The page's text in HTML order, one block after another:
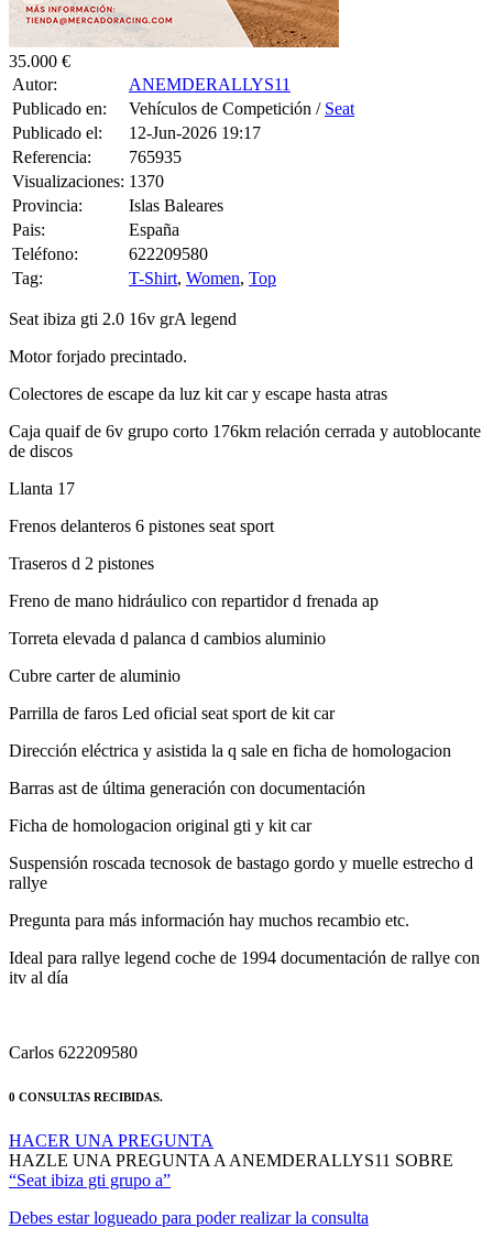
Autor:
Publicado en:
Vehículos de Competición /
Publicado el:
12-Jun-2026 19:17
Referencia:
765935
Visualizaciones:
1370
Provincia:
Islas Baleares
Pais:
España
Teléfono:
622209580
Tag:
T-Shirt,Women
Seat ibiza gti 2.0 16v grA legend
Motor forjado precintado.
Colectores de escape da luz kit car y escape hasta atras
Caja quaif de 6v grupo corto 176km relación cerrada y autoblocante
de discos
Llanta 17
Frenos delanteros 6 pistones seat sport
Traseros d 2 pistones
Freno de mano hidráulico con repartidor d frenada ap
Torreta elevada d palanca d cambios aluminio
Cubre carter de aluminio
Parrilla de faros Led oficial seat sport de kit car
Dirección eléctrica y asistida la q sale en ficha de homologacion
Barras ast de última generación con documentación
Ficha de homologacion original gti y kit car
Suspensión roscada tecnosok de bastago gordo y muelle estrecho d
rallye
Pregunta para más información hay muchos recambio etc.
Ideal para rallye legend coche de 1994 documentación de rallye con
itv al día
HAZLE UNA PREGUNTA A ANEMDERALLYS11 SOBRE
“Seat ibiza gti grupo a”
Debes estar logueado para poder realizar la consulta